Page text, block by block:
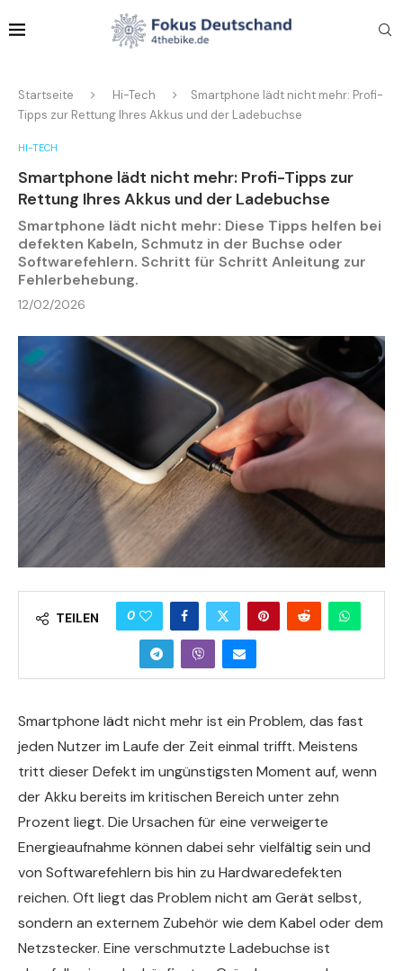
Startseite Hi-Tech
Smartphone lädt nicht mehr: Profi-
Tipps zur Rettung Ihres Akkus und der Ladebuchse
HI-TECH
Smartphone lädt nicht mehr: Profi-Tipps zur
Rettung Ihres Akkus und der Ladebuchse
Smartphone lädt nicht mehr: Diese Tipps helfen bei
defekten Kabeln, Schmutz in der Buchse oder
Softwarefehlern. Schritt für Schritt Anleitung zur
Fehlerbehebung.
12/02/2026
TEILEN 0
Smartphone lädt nicht mehr ist ein Problem, das fast
jeden Nutzer im Laufe der Zeit einmal trifft. Meistens
tritt dieser Defekt im ungünstigsten Moment auf, wenn
der Akku bereits im kritischen Bereich unter zehn
Prozent liegt. Die Ursachen für eine verweigerte
Energieaufnahme können dabei sehr vielfältig sein und
von Softwarefehlern bis hin zu Hardwaredefekten
reichen. Oft liegt das Problem nicht am Gerät selbst,
sondern an externem Zubehör wie dem Kabel oder dem
Netzstecker. Eine verschmutzte Ladebuchse ist